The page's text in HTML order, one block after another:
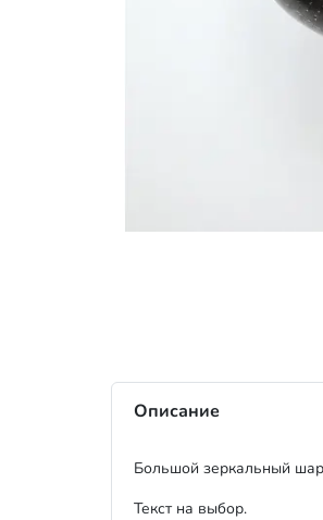
Описание
Большой зеркальный
Текст на выбор.